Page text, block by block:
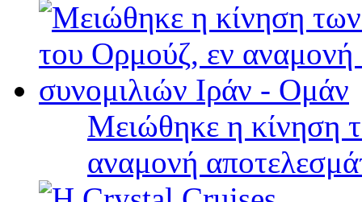
Μειώθηκε η κίνηση
αναμονή